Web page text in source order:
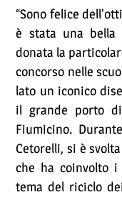
“Sono felice
è stata una
donata la
concorso nelle
lato un iconico
il grande porto
Fiumicino.
Cetorelli, si è
che ha coinvolto
tema del riciclo